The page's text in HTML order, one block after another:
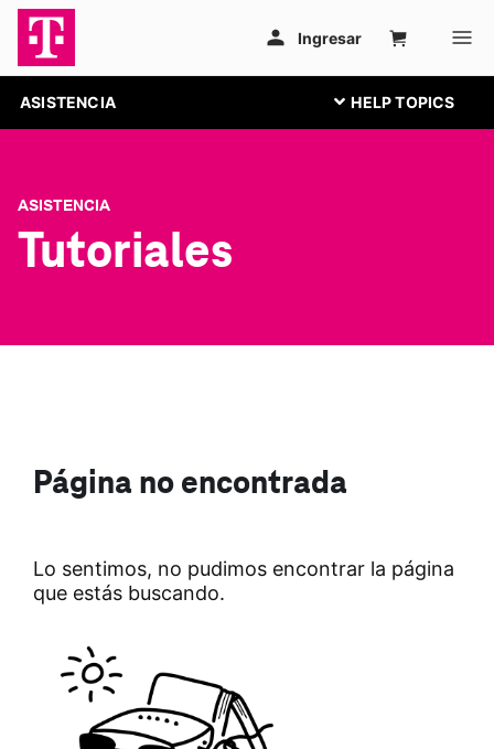
ASISTENCIA
ASISTENCIA
Tutoriales